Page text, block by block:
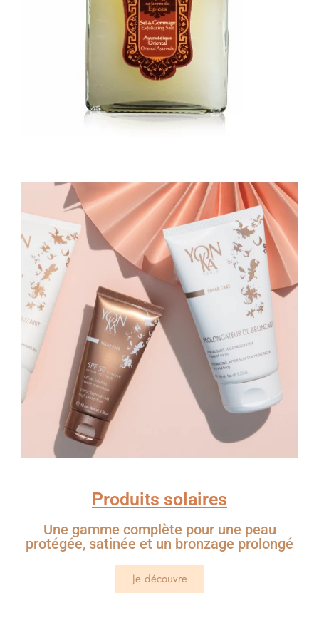
Produits solaires
Une gamme complète pour une peau
protégée, satinée et un bronzage prolongé
Je découvre